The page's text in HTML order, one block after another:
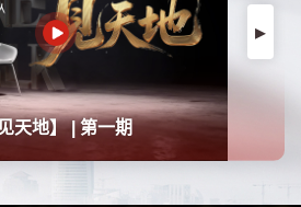
生命力道场